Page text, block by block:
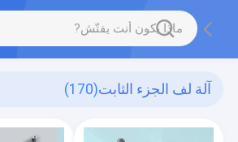
آلة لف الجزء الثابت(170)